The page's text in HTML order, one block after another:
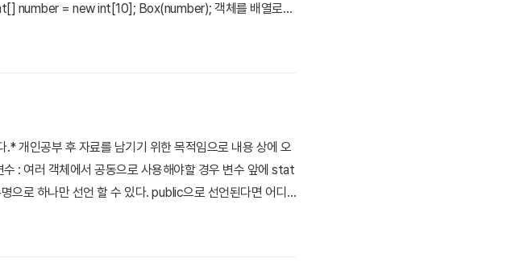
number = new int[10]; Box(number); 객체를 배열로
B.O(처리) 과정이 일어나기 전에 선언해야 하므로 배열
개인공부 후 자료를 남기기 위한 목적임으로 내용 상에 오
: 여러 객체에서 공동으로 사용해야할 경우 변수 앞에 stat
으로 하나만 선언 할 수 있다. public으로 선언된다면 어디
여러 객체에서 사용할 경우 메소드 앞에 static을 붙여